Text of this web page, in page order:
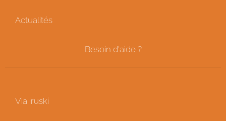
Actualités
Besoin d'aide ?
Via iruski